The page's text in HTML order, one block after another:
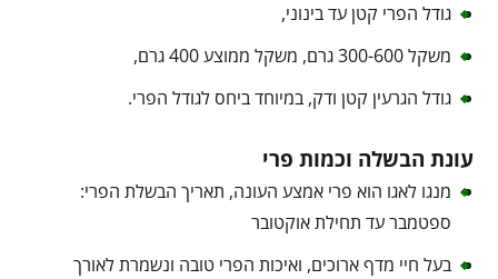
גודל הפרי קטן עד בינוני,
משקל 300-600 גרם, משקל ממוצע 400 גרם,
גודל הגרעין קטן ודק, במיוחד ביחס לגודל הפרי.
עונת הבשלה וכמות פרי
מנגו לאגו הוא פרי אמצע העונה, תאריך הבשלת הפרי:
ספטמבר עד תחילת אוקטובר
בעל חיי מדף ארוכים, ואיכות הפרי טובה ונשמרת לאורך